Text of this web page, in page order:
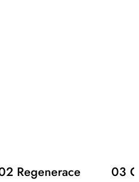
Regenerace
03